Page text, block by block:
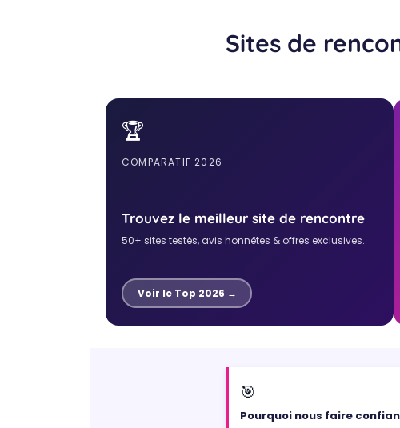
Sites de
🏆
COMPARATIF 2026
Trouvez le meilleur site de rencontre
50+ sites testés, avis honnêtes & offres exclusives.
Voir le Top 2026 →
🎯
Pourquoi nous faire